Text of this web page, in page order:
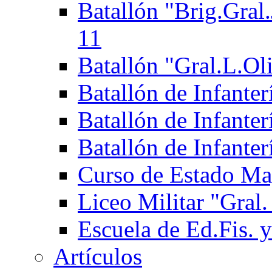
Batallón
11
Batallón
Batallón de
Batallón de
Batallón de
Curso de Estado
Liceo Militar
Escuela de Ed.Fis.
Artículos